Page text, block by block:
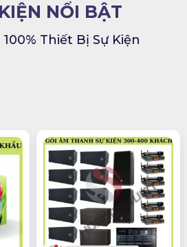
NỔI BẬT
100% Thiết Bị Sự Kiện